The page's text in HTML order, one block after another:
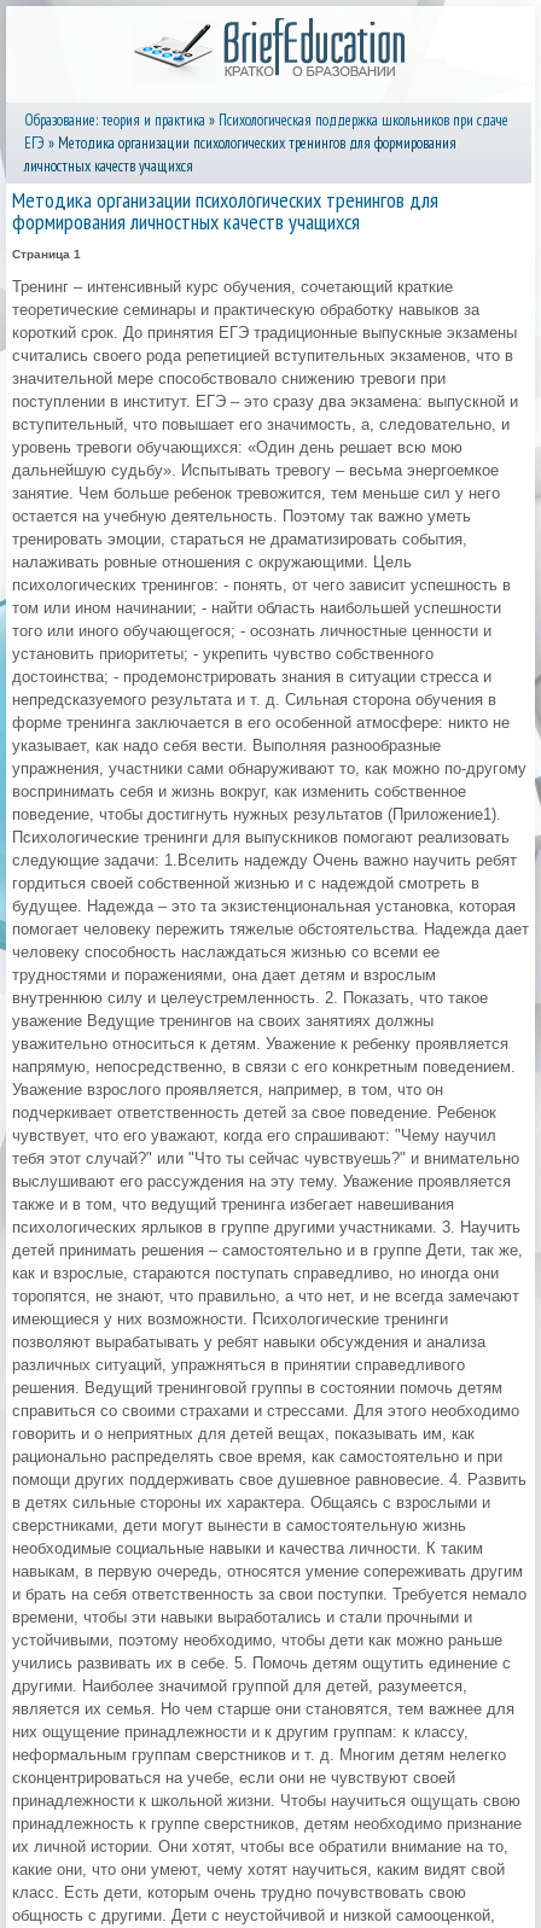
Образование: теория и практика » Психологическая поддержка школьников при сдаче
ЕГЭ » Методика организации психологических тренингов для формирования
личностных качеств учащихся
Методика организации психологических тренингов для
формирования личностных качеств учащихся
Страница 1
Тренинг – интенсивный курс обучения, сочетающий краткие
теоретические семинары и практическую обработку навыков за
короткий срок. До принятия ЕГЭ традиционные выпускные экзамены
считались своего рода репетицией вступительных экзаменов, что в
значительной мере способствовало снижению тревоги при
поступлении в институт. ЕГЭ – это сразу два экзамена: выпускной и
вступительный, что повышает его значимость, а, следовательно, и
уровень тревоги обучающихся: «Один день решает всю мою
дальнейшую судьбу». Испытывать тревогу – весьма энергоемкое
занятие. Чем больше ребенок тревожится, тем меньше сил у него
остается на учебную деятельность. Поэтому так важно уметь
тренировать эмоции, стараться не драматизировать события,
налаживать ровные отношения с окружающими. Цель
психологических тренингов: - понять, от чего зависит успешность в
том или ином начинании; - найти область наибольшей успешности
того или иного обучающегося; - осознать личностные ценности и
установить приоритеты; - укрепить чувство собственного
достоинства; - продемонстрировать знания в ситуации стресса и
непредсказуемого результата и т. д. Сильная сторона обучения в
форме тренинга заключается в его особенной атмосфере: никто не
указывает, как надо себя вести. Выполняя разнообразные
упражнения, участники сами обнаруживают то, как можно по-другому
воспринимать себя и жизнь вокруг, как изменить собственное
поведение, чтобы достигнуть нужных результатов (Приложение1).
Психологические тренинги для выпускников помогают реализовать
следующие задачи: 1.Вселить надежду Очень важно научить ребят
гордиться своей собственной жизнью и с надеждой смотреть в
будущее. Надежда – это та экзистенциональная установка, которая
помогает человеку пережить тяжелые обстоятельства. Надежда дает
человеку способность наслаждаться жизнью со всеми ее
трудностями и поражениями, она дает детям и взрослым
внутреннюю силу и целеустремленность. 2. Показать, что такое
уважение Ведущие тренингов на своих занятиях должны
уважительно относиться к детям. Уважение к ребенку проявляется
напрямую, непосредственно, в связи с его конкретным поведением.
Уважение взрослого проявляется, например, в том, что он
подчеркивает ответственность детей за свое поведение. Ребенок
чувствует, что его уважают, когда его спрашивают: "Чему научил
тебя этот случай?" или "Что ты сейчас чувствуешь?" и внимательно
выслушивают его рассуждения на эту тему. Уважение проявляется
также и в том, что ведущий тренинга избегает навешивания
психологических ярлыков в группе другими участниками. 3. Научить
детей принимать решения – самостоятельно и в группе Дети, так же,
как и взрослые, стараются поступать справедливо, но иногда они
торопятся, не знают, что правильно, а что нет, и не всегда замечают
имеющиеся у них возможности. Психологические тренинги
позволяют вырабатывать у ребят навыки обсуждения и анализа
различных ситуаций, упражняться в принятии справедливого
решения. Ведущий тренинговой группы в состоянии помочь детям
справиться со своими страхами и стрессами. Для этого необходимо
говорить и о неприятных для детей вещах, показывать им, как
рационально распределять свое время, как самостоятельно и при
помощи других поддерживать свое душевное равновесие. 4. Развить
в детях сильные стороны их характера. Общаясь с взрослыми и
сверстниками, дети могут вынести в самостоятельную жизнь
необходимые социальные навыки и качества личности. К таким
навыкам, в первую очередь, относятся умение сопереживать другим
и брать на себя ответственность за свои поступки. Требуется немало
времени, чтобы эти навыки выработались и стали прочными и
устойчивыми, поэтому необходимо, чтобы дети как можно раньше
учились развивать их в себе. 5. Помочь детям ощутить единение с
другими. Наиболее значимой группой для детей, разумеется,
является их семья. Но чем старше они становятся, тем важнее для
них ощущение принадлежности и к другим группам: к классу,
неформальным группам сверстников и т. д. Многим детям нелегко
сконцентрироваться на учебе, если они не чувствуют своей
принадлежности к школьной жизни. Чтобы научиться ощущать свою
принадлежность к группе сверстников, детям необходимо признание
их личной истории. Они хотят, чтобы все обратили внимание на то,
какие они, что они умеют, чему хотят научиться, каким видят свой
класс. Есть дети, которым очень трудно почувствовать свою
общность с другими. Дети с неустойчивой и низкой самооценкой,